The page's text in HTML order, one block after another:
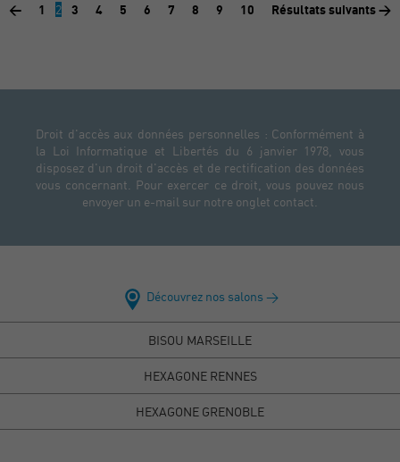
< 1 2 3 4 5 6 7 8 9 10 Résultats suivants >
Droit d'accès aux données personnelles : Conformément à
la Loi Informatique et Libertés du 6 janvier 1978, vous
disposez d'un droit d'accès et de rectification des données
vous concernant. Pour exercer ce droit, vous pouvez nous
envoyer un e-mail sur notre onglet contact.
Découvrez nos salons >
BISOU MARSEILLE
HEXAGONE RENNES
HEXAGONE GRENOBLE